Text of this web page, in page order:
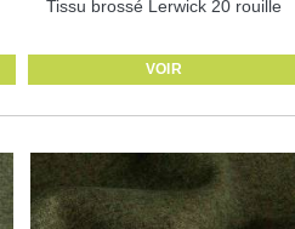
Tissu brossé Lerwick 20 rouille
VOIR